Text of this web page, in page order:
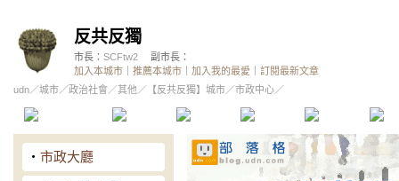
反共反獨
市長： SCFtw2
副市長：
加入本城市
推薦本城市 加入我的最愛
訂閱最新文章
udn／城市／政治社會 ／其他 ／ 【反共反獨】城市／市政中心／
精華區 投票區 影像館
‧ 市政大廳